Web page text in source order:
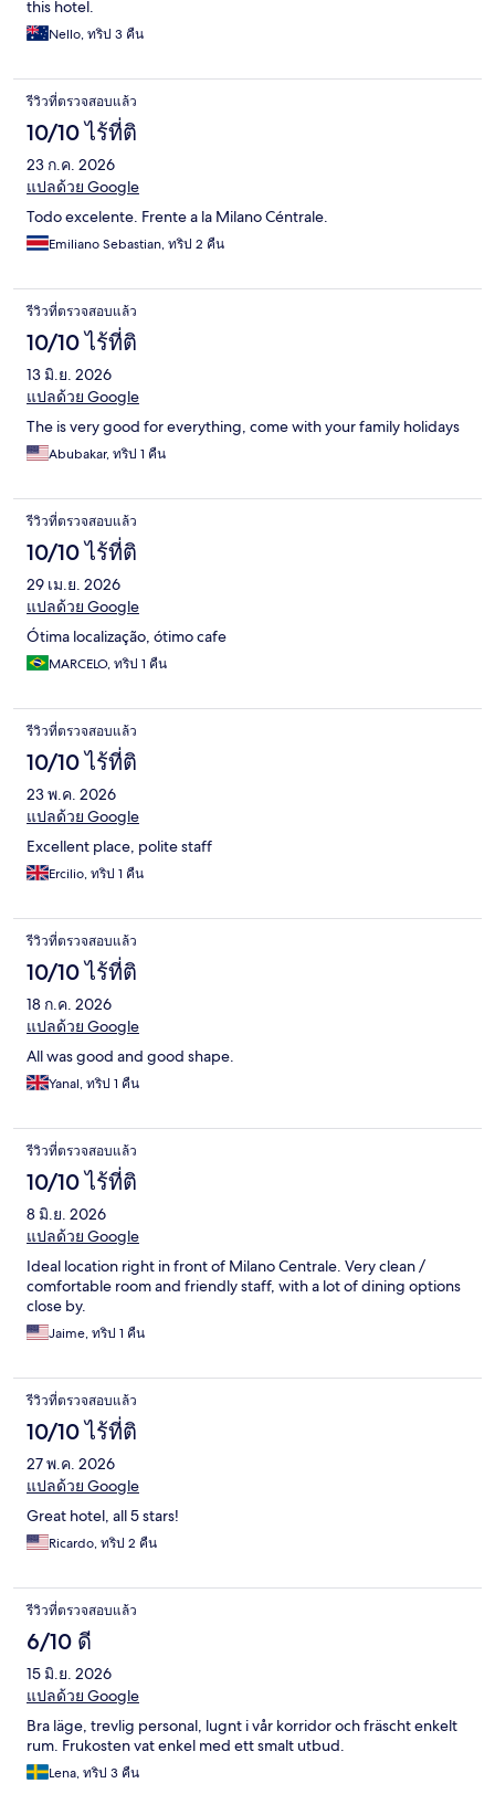
this hotel.
Nello, ทริป 3 คืน
รีวิวที่ตรวจสอบแล้ว
10/10 ไร้ที่ติ
23 ก.ค. 2026
แปลด้วย Google
Todo excelente. Frente a la Milano Céntrale.
Emiliano Sebastian, ทริป 2 คืน
รีวิวที่ตรวจสอบแล้ว
10/10 ไร้ที่ติ
13 มิ.ย. 2026
แปลด้วย Google
The is very good for everything, come with your family holidays
Abubakar, ทริป 1 คืน
รีวิวที่ตรวจสอบแล้ว
10/10 ไร้ที่ติ
29 เม.ย. 2026
แปลด้วย Google
Ótima localização, ótimo cafe
MARCELO, ทริป 1 คืน
รีวิวที่ตรวจสอบแล้ว
10/10 ไร้ที่ติ
23 พ.ค. 2026
แปลด้วย Google
Excellent place, polite staff
Ercilio, ทริป 1 คืน
รีวิวที่ตรวจสอบแล้ว
10/10 ไร้ที่ติ
18 ก.ค. 2026
แปลด้วย Google
All was good and good shape.
Yanal, ทริป 1 คืน
รีวิวที่ตรวจสอบแล้ว
10/10 ไร้ที่ติ
8 มิ.ย. 2026
แปลด้วย Google
Ideal location right in front of Milano Centrale. Very clean /
comfortable room and friendly staff, with a lot of dining options
close by.
Jaime, ทริป 1 คืน
รีวิวที่ตรวจสอบแล้ว
10/10 ไร้ที่ติ
27 พ.ค. 2026
แปลด้วย Google
Great hotel, all 5 stars!
Ricardo, ทริป 2 คืน
รีวิวที่ตรวจสอบแล้ว
6/10 ดี
15 มิ.ย. 2026
แปลด้วย Google
Bra läge, trevlig personal, lugnt i vår korridor och fräscht enkelt
rum. Frukosten vat enkel med ett smalt utbud.
Lena, ทริป 3 คืน